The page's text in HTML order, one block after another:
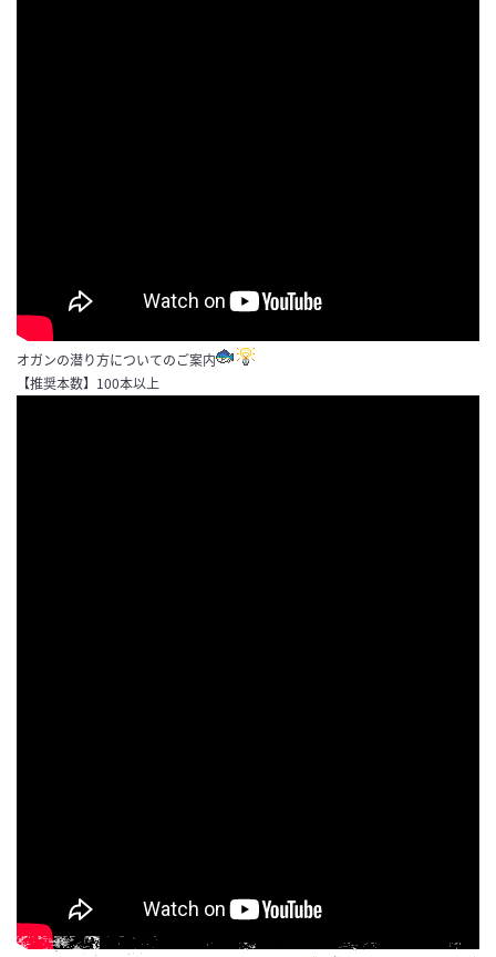
オガンの潜り方についてのご案内
【推奨本数】100本以上